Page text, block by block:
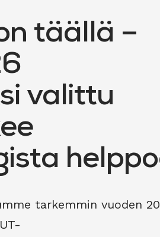
täällä –
valittu
tarkemmin vuoden